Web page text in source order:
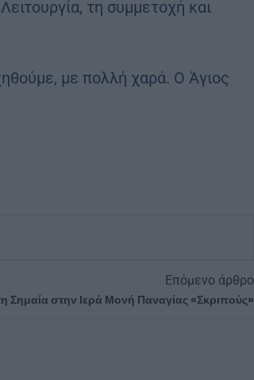
τη συμμετοχή και
με πολλή χαρά. Ο Άγιος
Επόμενο άρθρο
Σημαία στην Ιερά Μονή Παναγίας «Σκριπούς»